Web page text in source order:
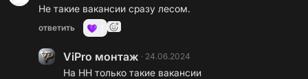
Не такие вакансии сразу лесом.
ответить
ViPro монтаж · 24.06.2024
На HH только такие вакансии